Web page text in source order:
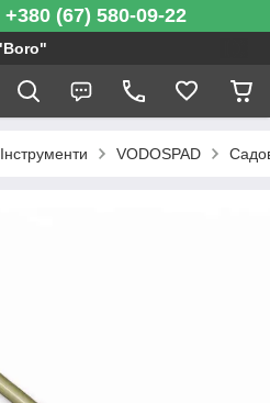
(67) 580-09-22
"Boro"
Інструменти VODOSPAD